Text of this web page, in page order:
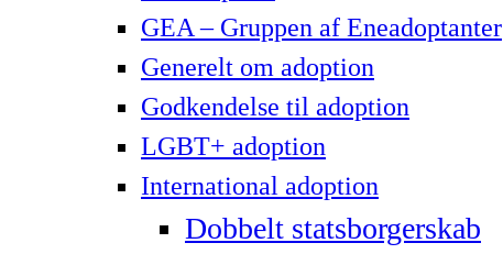
GEA – Gruppen af Eneadoptanter
Generelt om adoption
Godkendelse til adoption
LG­BT+ adoption
International adoption
Dobbelt statsborgerskab